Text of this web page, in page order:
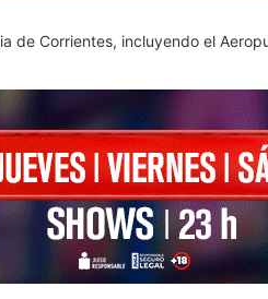
de Corrientes, incluyendo el